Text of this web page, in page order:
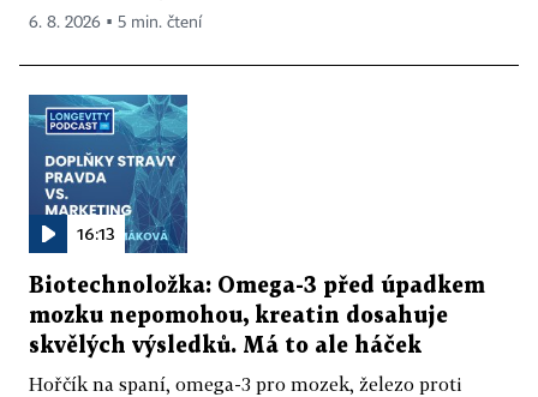
6. 8. 2026 ▪ 5 min. čtení
16:13
Biotechnoložka: Omega-3 před úpadkem
mozku nepomohou, kreatin dosahuje
skvělých výsledků. Má to ale háček
Hořčík na spaní, omega-3 pro mozek, železo proti